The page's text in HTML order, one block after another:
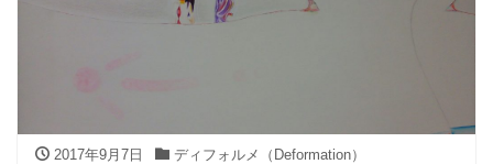
2017年9月7日 ディフォルメ（Deformation）